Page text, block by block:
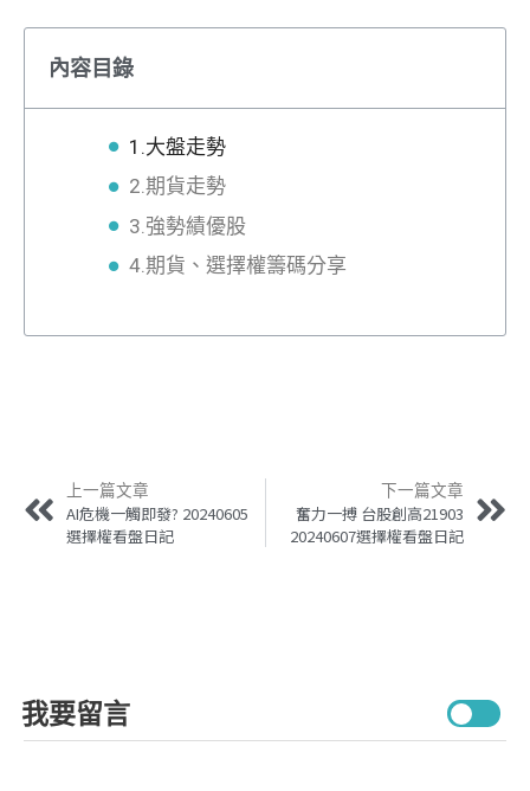
內容目錄
1.大盤走勢
2.期貨走勢
3.強勢績優股
4.期貨、選擇權籌碼分享
上一篇文章
AI危機一觸即發? 20240605
選擇權看盤日記
下一篇文章
奮力一搏 台股創高21903
20240607選擇權看盤日記
我要留言